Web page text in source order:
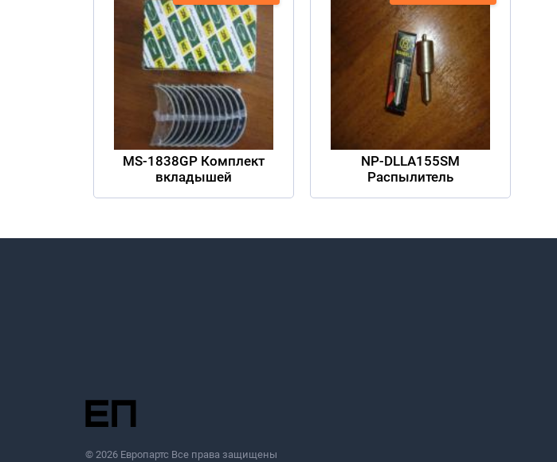
MS-1838GP Комплект
вкладышей
NP-DLLA155SM
Распылитель
© 2026 Европартс Все права защищены